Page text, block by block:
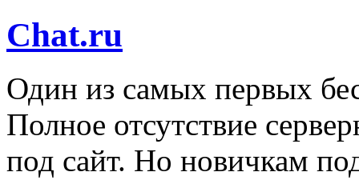
Chat.ru
Один из самых первых
Полное отсутствие
под сайт. Но новичкам